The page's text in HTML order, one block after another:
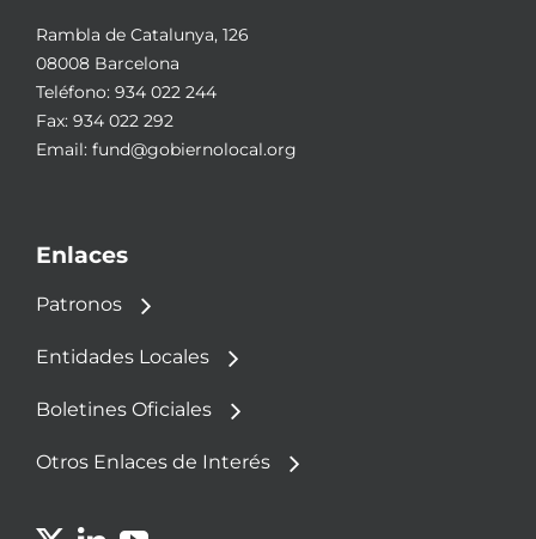
Rambla de Catalunya, 126
08008 Barcelona
Teléfono: 934 022 244
Fax: 934 022 292
Email: fund@gobiernolocal.org
Enlaces
Patronos
Entidades Locales
Boletines Oficiales
Otros Enlaces de Interés